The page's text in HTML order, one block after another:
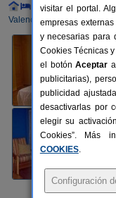
Alquiler completo y
Valencia
visitar el portal.
empresas
y necesarias para
Cookies Técnicas
el botónAceptar
publicitarias),
publicidad
desactivarlas por
elegir su
Cookies”. Más
COOKIES.